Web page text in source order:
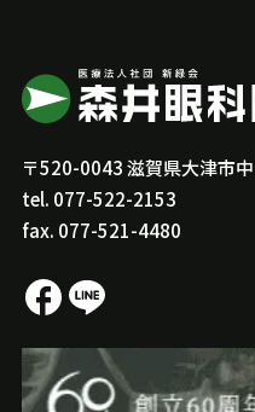
〒520-0043 滋賀県大津市
tel. 077-522-2153
fax. 077-521-4480